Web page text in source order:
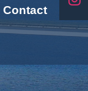
Contact